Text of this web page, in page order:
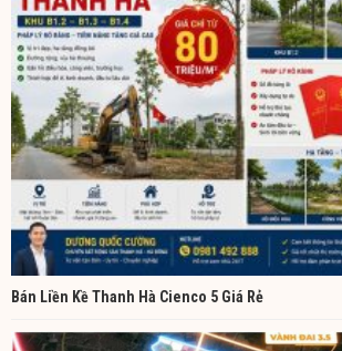
Bán Liền Kề Thanh Hà Cienco 5 Giá Rẻ